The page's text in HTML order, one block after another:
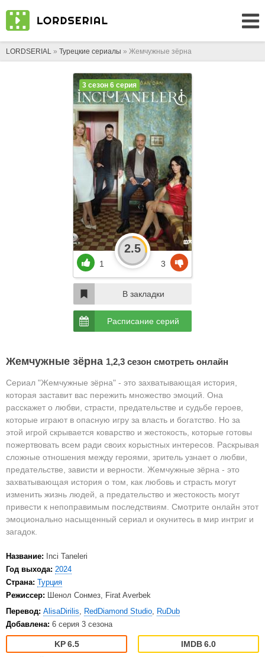
LORDSERIAL » Турецкие сериалы » Жемчужные зёрна
Жемчужные зёрна 1,2,3 сезон смотреть онлайн
Сериал "Жемчужные зёрна" - это захватывающая история,
которая заставит вас пережить множество эмоций. Она
расскажет о любви, страсти, предательстве и судьбе героев,
которые играют в опасную игру за власть и богатство. Но за
этой игрой скрывается коварство и жестокость, которые готовы
пожертвовать всем ради своих корыстных интересов. Раскрывая
сложные отношения между героями, зритель узнает о любви,
предательстве, зависти и верности. Жемчужные зёрна - это
захватывающая история о том, как любовь и страсть могут
изменить жизнь людей, а предательство и жестокость могут
привести к непоправимым последствиям. Смотрите онлайн этот
эмоционально насыщенный сериал и окунитесь в мир интриг и
загадок.
Название:
Inci Taneleri
Год выхода: 2024
Страна: Турция
Режиссер: Шенол Сонмез, Firat Averbek
Перевод: AlisaDirilis, RedDiamond Studio, RuDub
Добавлена: 6 серия 3 сезона
6.5 6.0
3 сезон 6 серия
1
2.5
3
В закладки
Расписание серий